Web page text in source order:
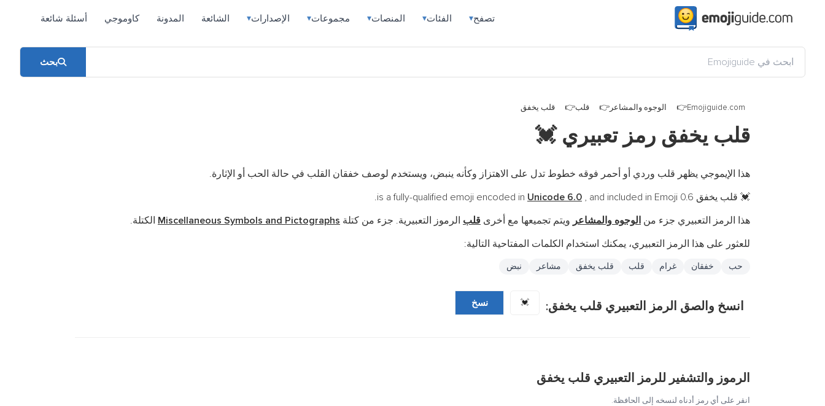
تصفح▾ الفئات▾ المنصات▾ مجموعات▾ الإصدارات▾ الشائعة المدونة كاوموجي أسئلة شائعة
بحث
Emojiguide.com الوجوه والمشاعر قلب قلب يخفق
قلب يخفق رمز تعبيري💓
هذا الإيموجي يظهر قلب وردي أو أحمر فوقه خطوط تدل على الاهتزاز وكأنه ينبض، ويستخدم لوصف خفقان القلب في حالة الحب أو الإثارة.
💓 قلب يخفق is a fully-qualified emoji encoded in Unicode 6.0 , and included in Emoji 0.6.
هذا الرمز التعبيري جزء من الوجوه والمشاعر ويتم تجميعها مع أخرى قلب الرموز التعبيرية. جزء من كتلة Miscellaneous Symbols and Pictographs الكتلة.
للعثور على هذا الرمز التعبيري، يمكنك استخدام الكلمات المفتاحية التالية:
حب خفقان غرام قلب قلب يخفق مشاعر نبض
انسخ والصق الرمز التعبيري قلب يخفق: 💓 نسخ
الرموز والتشفير للرمز التعبيري قلب يخفق
انقر على أي رمز أدناه لنسخه إلى الحافظة.